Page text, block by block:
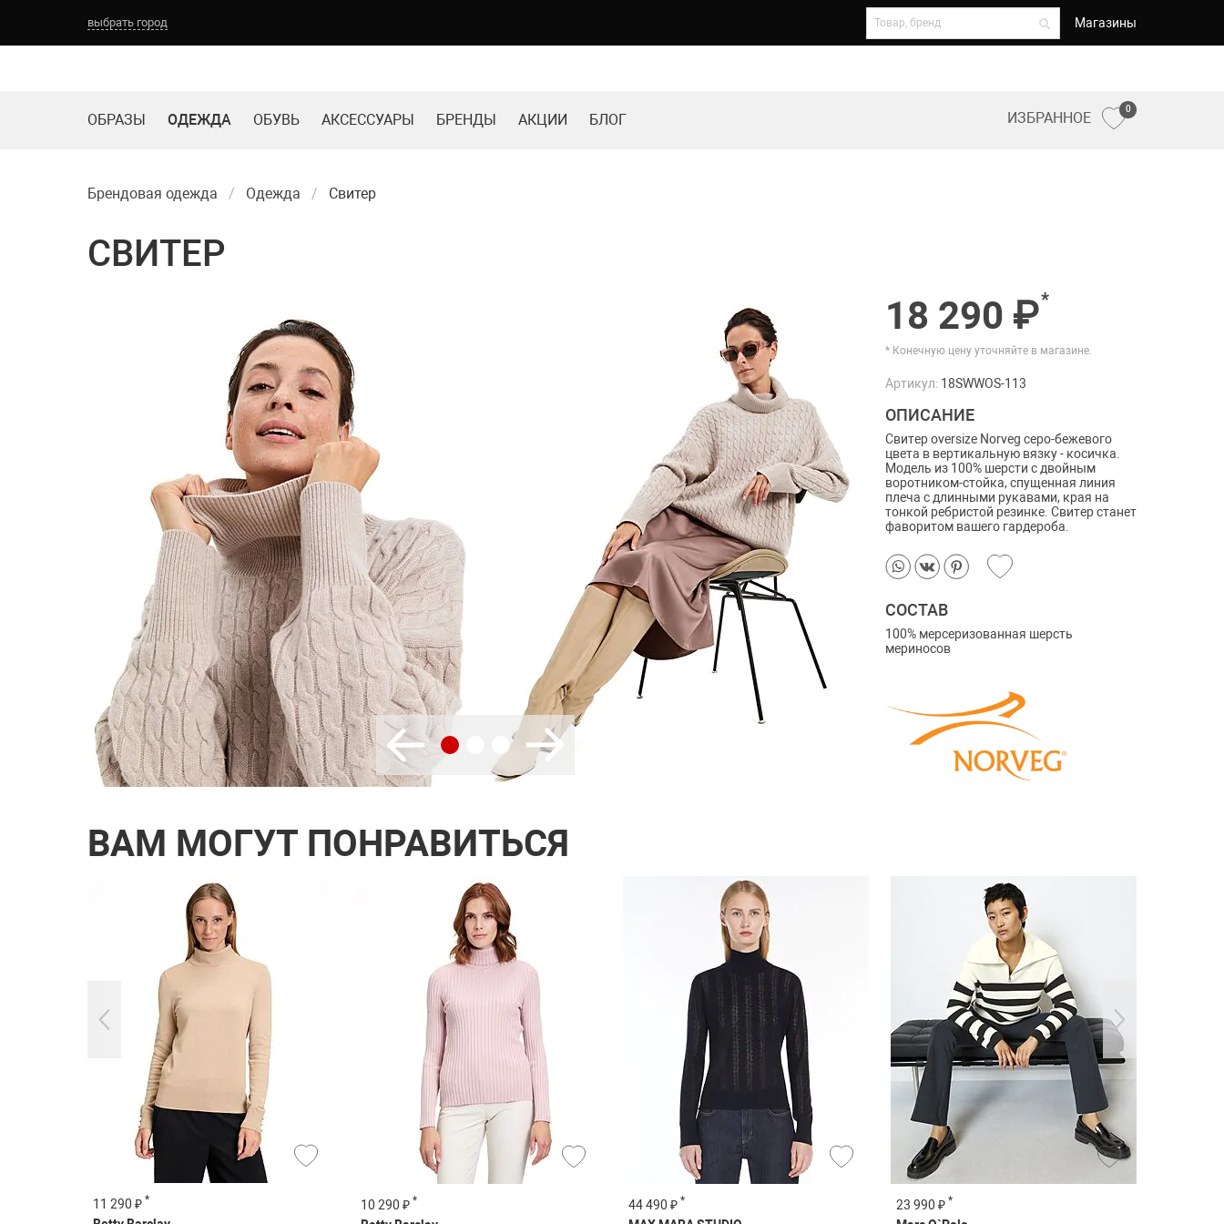
выбрать город Магазины
ОБРАЗЫ ОДЕЖДА ОБУВЬ АКСЕССУАРЫ БРЕНДЫ АКЦИИ БЛОГ ИЗБРАННОЕ
0
Брендовая одежда Одежда Свитер
СВИТЕР
18 290 ₽*
* Конечную цену уточняйте в магазине.
Артикул: 18SWWOS-113
ОПИСАНИЕ
Свитер oversize Norveg серо-бежевого
цвета в вертикальную вязку - косичка.
Модель из 100% шерсти с двойным
воротником-стойка, спущенная линия
плеча с длинными рукавами, края на
тонкой ребристой резинке. Свитер станет
фаворитом вашего гардероба.
СОСТАВ
100% мерсеризованная шерсть
мериносов
ВАМ МОГУТ ПОНРАВИТЬСЯ
11 290 ₽ * 10 290 ₽ * 44 490 ₽ * 23 990 ₽ *